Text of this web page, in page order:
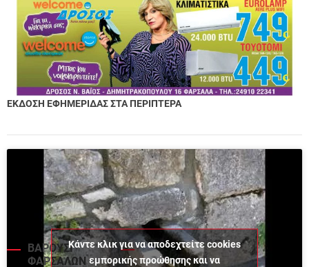
ΕΚΔΟΣΗ ΕΦΗΜΕΡΙΔΑΣ ΣΤΑ ΠΕΡΙΠΤΕΡΑ
ΒΑΡΟΥΣΙ
ΦΑΡΣΑΛΩΝ
Κάντε κλικ για να αποδεχτείτε cookies
εμπορικής προώθησης και να